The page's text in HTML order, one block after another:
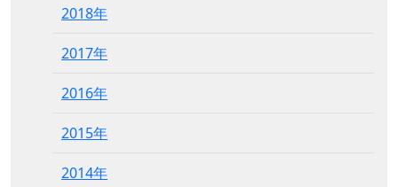
2018年
2017年
2016年
2015年
2014年